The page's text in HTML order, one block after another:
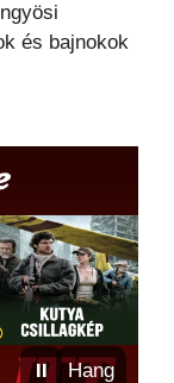
és bajnokok
⏸ Hang